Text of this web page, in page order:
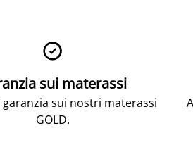

sui materassi
garanzia sui nostri materassi
GOLD.